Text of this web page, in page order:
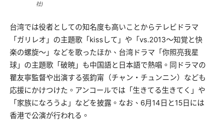
社)
台湾では役者としての知名度も高いことからテレビドラマ
「ガリレオ」の主題歌「kissして」や「vs.2013～知覚と快
楽の螺旋～」などを歌ったほか、台湾ドラマ「你照亮我星
球」の主題歌「破暁」も中国語と日本語で熱唱。同ドラマの
瞿友寧監督や出演する張鈞甯（チャン・チュンニン）なども
応援にかけつけた。アンコールでは「生きてる生きてく」や
「家族になろうよ」などを披露。なお、6月14日と15日には
香港で公演が行われる。